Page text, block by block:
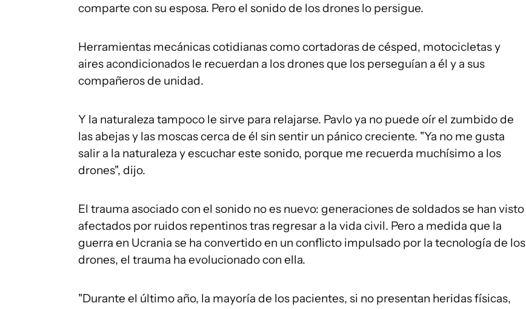
comparte con su esposa. Pero el sonido de los drones lo persigue.
Herramientas mecánicas cotidianas como cortadoras de césped, motocicletas y
aires acondicionados le recuerdan a los drones que los perseguían a él y a sus
compañeros de unidad.
Y la naturaleza tampoco le sirve para relajarse. Pavlo ya no puede oír el zumbido de
las abejas y las moscas cerca de él sin sentir un pánico creciente. "Ya no me gusta
salir a la naturaleza y escuchar este sonido, porque me recuerda muchísimo a los
drones", dijo.
El trauma asociado con el sonido no es nuevo: generaciones de soldados se han visto
afectados por ruidos repentinos tras regresar a la vida civil. Pero a medida que la
guerra en Ucrania se ha convertido en un conflicto impulsado por la tecnología de los
drones, el trauma ha evolucionado con ella.
"Durante el último año, la mayoría de los pacientes, si no presentan heridas físicas,